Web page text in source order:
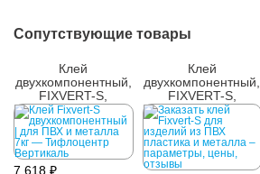
Сопутствующие товары
Клей
двухкомпонентный,
FIXVERT-S,
универсальный, 7
кг
7 618 ₽
Клей
двухкомпонентный,
FIXVERT-S,
универсальный, 14
кг